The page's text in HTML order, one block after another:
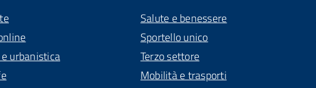
urbanistica
Salute e benessere
Sportello unico
Terzo settore
Mobilità e trasporti